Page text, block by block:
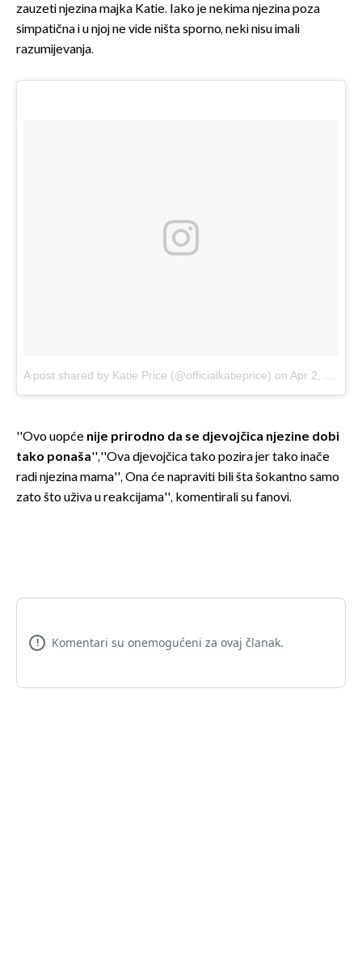
zauzeti njezina majka Katie. Iako je nekima njezina poza
simpatična i u njoj ne vide ništa sporno, neki nisu imali
razumijevanja.
A post shared by Katie Price (@officialkatieprice) on Apr 2, 2017 at 1:41pm PDT
''Ovo uopće nije prirodno da se djevojčica njezine dobi
tako ponaša'',''Ova djevojčica tako pozira jer tako inače
radi njezina mama'', Ona će napraviti bili šta šokantno samo
zato što uživa u reakcijama'', komentirali su fanovi.
! Komentari su onemogućeni za ovaj članak.